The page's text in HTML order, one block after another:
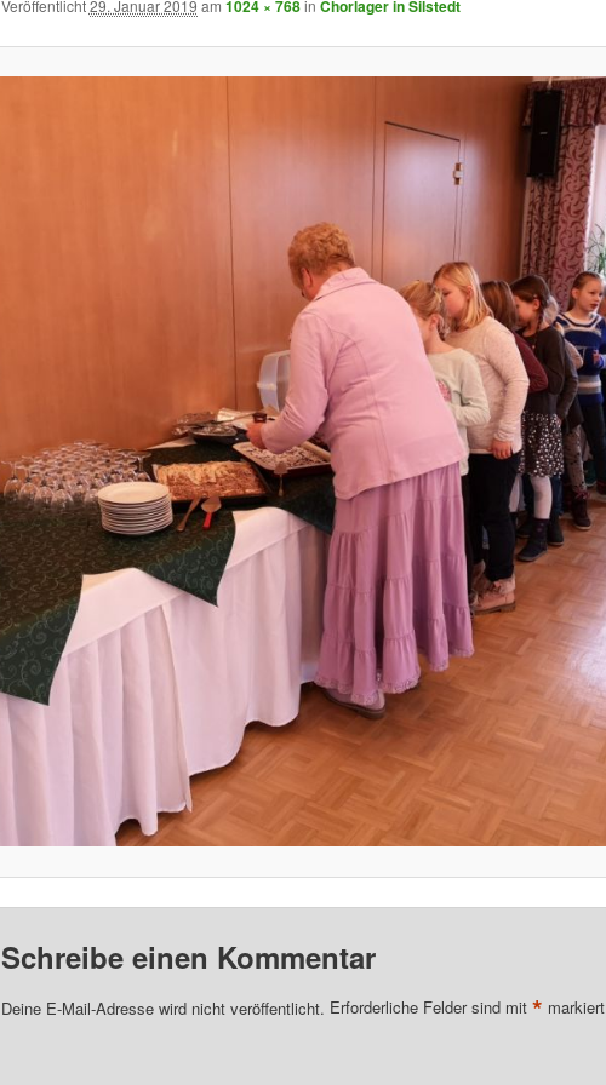
Veröffentlicht29. Januar 2019 am 1024 × 768in Chorlager in Silstedt
Schreibe einen Kommentar
Deine E-Mail-Adresse wird nicht veröffentlicht. Erforderliche Felder sind mit * markiert